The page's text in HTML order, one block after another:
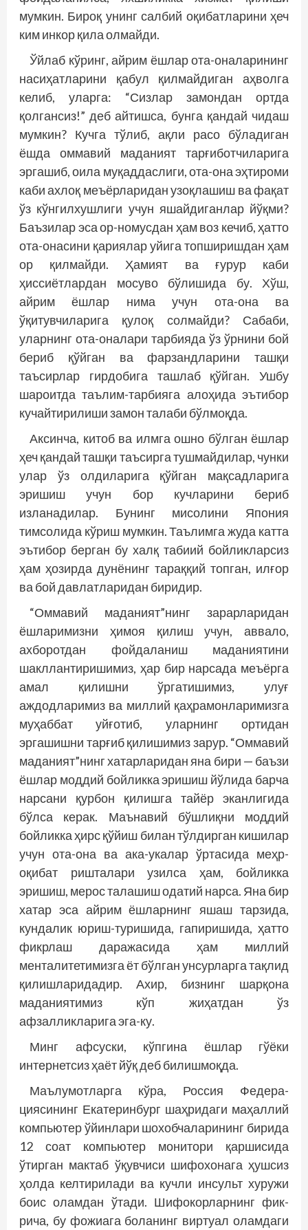
мумкин. Бироқ унинг салбий оқибатларини ҳеч
ким инкор қила олмайди.
Ўйлаб кўринг, айрим ёшлар ота-оналарининг
насиҳатларини қабул қилмайдиган аҳволга
келиб, уларга: “Сизлар замондан ортда
қолгансиз!” деб айтишса, бунга қандай чидаш
мумкин? Кучга тўлиб, ақли расо бўладиган
ёшда оммавий маданият тарғиботчиларига
эргашиб, оила муқаддаслиги, ота-она эҳтироми
каби ахлоқ меъёрларидан узоқлашиш ва фақат
ўз кўнгилхушлиги учун яшайдиганлар йўқми?
Баъзилар эса ор-номусдан ҳам воз кечиб, ҳатто
ота-онасини қариялар уйига топширишдан ҳам
ор қилмайди. Ҳамият ва ғурур каби
ҳиссиётлардан мосуво бўлишида бу. Хўш,
айрим ёшлар нима учун ота-она ва
ўқитувчиларига қулоқ солмайди? Сабаби,
уларнинг ота-­оналари тарбияда ўз ўрнини бой
бериб қўйган ва фарзандларини ташқи
таъсирлар гирдобига ташлаб қўйган. Ушбу
шароитда таълим-тарбияга алоҳида эътибор
кучайтирилиши замон талаби бўлмоқда.
Аксинча, китоб ва илмга ошно бўлган ёшлар
ҳеч қандай ташқи таъсирга тушмайдилар, чунки
улар ўз олдиларига қўйган мақсадларига
эришиш учун бор кучларини бериб
изланадилар. Бунинг мисолини Япония
тимсолида кўриш мумкин. Таълимга жуда катта
эътибор берган бу халқ табиий бойликларсиз
ҳам ҳозирда дунёнинг тараққий топган, илғор
ва бой давлатларидан биридир.
“Оммавий маданият”нинг зарарларидан
ёшларимизни ҳимоя қилиш учун, аввало,
ахборотдан фойдаланиш маданиятини
шакллантиришимиз, ҳар бир нарсада меъёрга
амал қилишни ўргатишимиз, улуғ
аждодларимиз ва миллий қаҳрамонларимизга
муҳаббат уйғотиб, уларнинг ортидан
эргашишни тарғиб қилишимиз зарур. “Оммавий
маданият”нинг хатарларидан яна бири — баъзи
ёшлар моддий бойликка эришиш йўлида барча
нарсани қурбон қилишга тайёр эканлигида
бўлса керак. Маънавий бўшлиқни моддий
бойликка ҳирс қўйиш билан тўлдирган кишилар
учун ота-она ва ака-укалар ўртасида меҳр-
оқибат ришталари узилса ҳам, бойликка
эришиш, мерос талашиш одатий нарса. Яна бир
хатар эса айрим ёшларнинг яшаш тарзида,
кундалик юриш-туришида, гапиришида, ҳатто
фикрлаш даражасида ҳам миллий
менталитетимизга ёт бўлган унсурларга тақлид
қилишларидадир. Ахир, бизнинг шарқона
маданиятимиз кўп жиҳатдан ўз
афзалликларига эга-ку.
Минг афсуски, кўпгина ёшлар гўёки
интернетсиз ҳаёт йўқ деб билишмоқда.
Маълумотларга кўра, Россия Федера­
циясининг Екатеринбург шаҳридаги маҳаллий
компьютер ўйинлари шохобчаларининг бирида
12 соат компьютер монитори қаршисида
ўтирган мактаб ўқувчиси шифохонага ҳушсиз
ҳолда келтирилади ва кучли инсульт хуружи
боис оламдан ўтади. Шифокорларнинг фик­
рича, бу фожиага боланинг виртуал оламдаги